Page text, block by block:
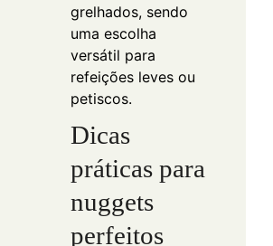
grelhados, sendo
uma escolha
versátil para
refeições leves ou
petiscos.
Dicas
práticas para
nuggets
perfeitos